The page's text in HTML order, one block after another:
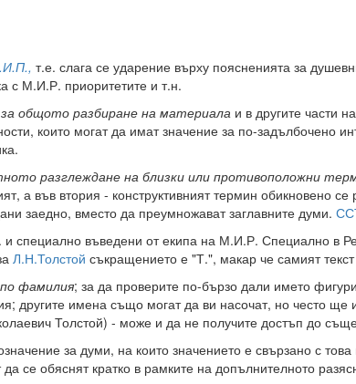
т.е. слага се ударение върху поясненията за
с М.И.Р. приоритетите и т.н.
общото разбиране на материала и в другите части
които могат да имат значение за по-задълбочено
разглеждане на близки или противоположни
а във втория - конструктивният термин обикновено
заедно, вместо да преумножават заглавните думи.
и специално въведени от екипа на М.И.Р. Специално в
Л.Н.Толстой съкращението е "Т.", макар че самият
фамилия; за да проверите по-бързо дали името
другите имена също могат да ви насочат, но често ще
Толстой) - може и да не получите достъп до
за думи, на които значението е свързано с
се обяснят кратко в рамките на допълнителното